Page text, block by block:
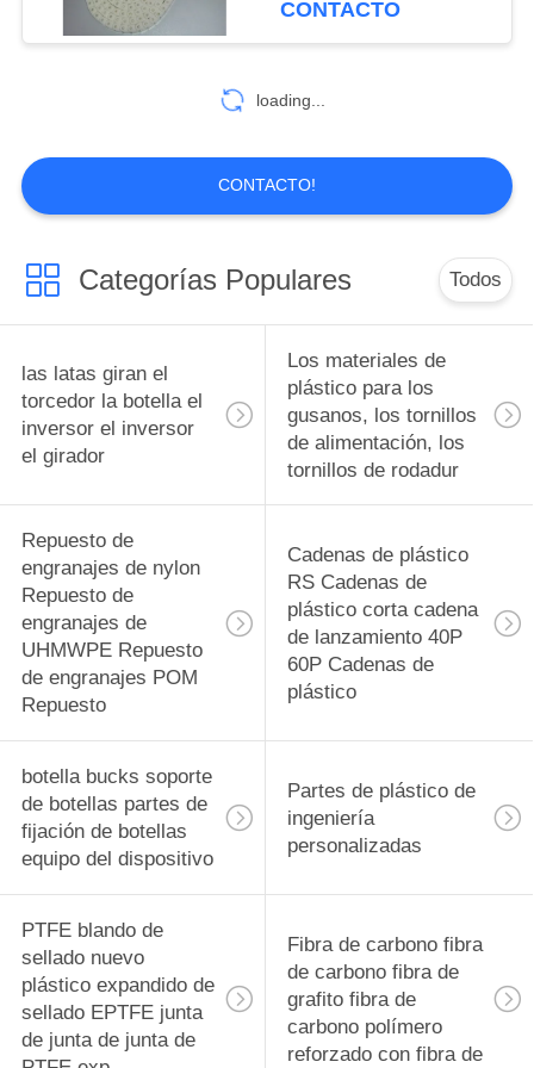
polímero reforzado
con fibra de
Diseño de moldes
piezas de piezas de
accesorios
10
Pistones bujes de
rodamiento
Ingeniería Plásticos
pistones bujes de
rodamiento
6
PVDF Material de
precisión
Componentes
mecanizados CNC
29
Tecapeek CNC
PEEK Partes
mecanizadas,
componentes
mecanizados PEEK
CONTACTO
loading...
CONTACTO!
Categorías Populares Todos
las latas giran el
torcedor la botella el
inversor el inversor
el girador
Los materiales de
plástico para los
gusanos, los tornillos
de alimentación, los
tornillos de rodadur
Repuesto de
engranajes de nylon
Repuesto de
engranajes de
UHMWPE Repuesto
de engranajes POM
Repuesto
Cadenas de plástico
RS Cadenas de
plástico corta cadena
de lanzamiento 40P
60P Cadenas de
plástico
botella bucks soporte
de botellas partes de
fijación de botellas
equipo del dispositivo
Partes de plástico de
ingeniería
personalizadas
PTFE blando de
sellado nuevo
plástico expandido de
sellado EPTFE junta
de junta de junta de
Fibra de carbono fibra
de carbono fibra de
grafito fibra de
carbono polímero
reforzado con fibra de